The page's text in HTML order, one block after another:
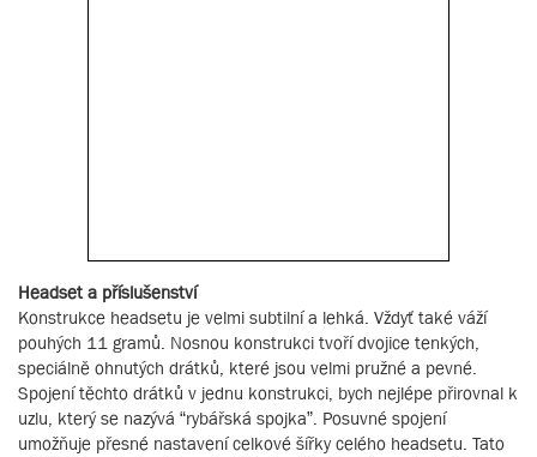
Headset a příslušenství
Konstrukce headsetu je velmi subtilní a lehká. Vždyť také váží
pouhých 11 gramů. Nosnou konstrukci tvoří dvojice tenkých,
speciálně ohnutých drátků, které jsou velmi pružné a pevné.
Spojení těchto drátků v jednu konstrukci, bych nejlépe přirovnal k
uzlu, který se nazývá “rybářská spojka”. Posuvné spojení
umožňuje přesné nastavení celkové šířky celého headsetu. Tato